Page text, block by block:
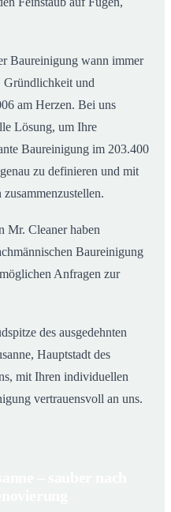
Baureinigung wann immer
Gründlichkeit und
am Herzen. Bei uns
Lösung, um Ihre
Baureinigung im 203.400
zu definieren und mit
Mr. Cleaner haben
Baureinigung
Anfragen zur
des ausgedehnten
Hauptstadt des
mit Ihren individuellen
vertrauensvoll an uns.